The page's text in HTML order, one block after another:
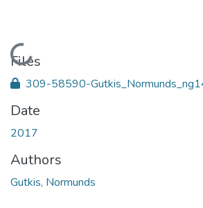
Loading...
Files
309-58590-
Date
2017
Authors
Gutkis, Normunds